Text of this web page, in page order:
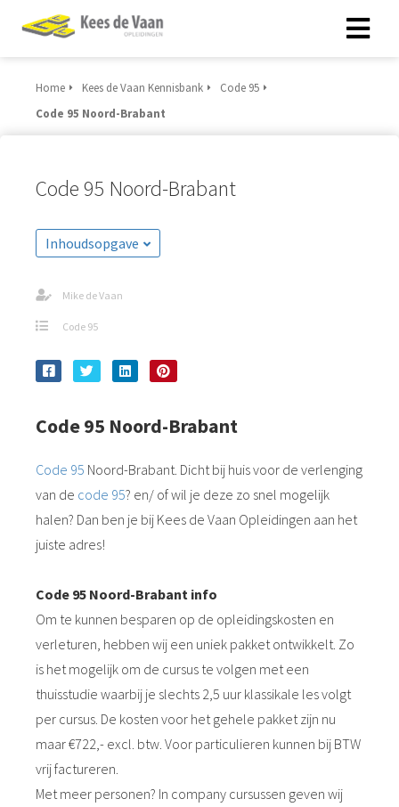
Home Kees de Vaan Kennisbank
Code 95
Code 95 Noord-Brabant
Code 95 Noord-Brabant
Inhoudsopgave
Mike de Vaan
Code 95
Code 95 Noord-Brabant
Code 95 Noord-Brabant. Dicht bij huis voor de verlenging
van de code 95? en/ of wil je deze zo snel mogelijk
halen? Dan ben je bij Kees de Vaan Opleidingen aan het
juiste adres!
Code 95 Noord-Brabant info
Om te kunnen besparen op de opleidingskosten en
verleturen, hebben wij een uniek pakket ontwikkelt. Zo
is het mogelijk om de cursus te volgen met een
thuisstudie waarbij je slechts 2,5 uur klassikale les volgt
per cursus. De kosten voor het gehele pakket zijn nu
maar €722,- excl. btw. Voor particulieren kunnen bij BTW
vrij factureren.
Met meer personen? In company cursussen geven wij